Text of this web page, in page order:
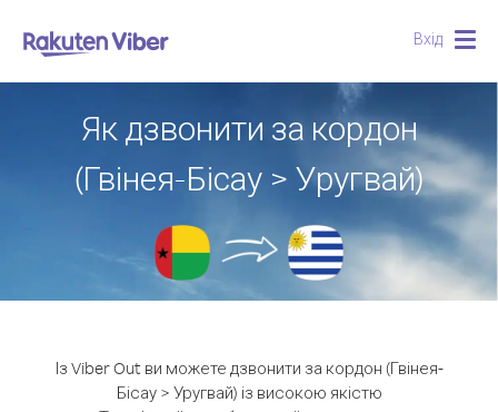
Вхід
Як дзвонити за кордон
(Гвінея-Бісау > Уругвай)
Із Viber Out ви можете дзвонити за кордон (Гвінея-
Бісау > Уругвай) із високою якістю